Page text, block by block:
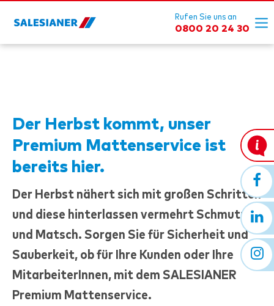
Rufen Sie uns an
0800 20 24 30
Der Herbst kommt, unser
Premium Mattenservice ist
bereits hier.
Der Herbst nähert sich mit großen Schritten
und diese hinterlassen vermehrt Schmutz
und Matsch. Sorgen Sie für Sicherheit und
Sauberkeit, ob für Ihre Kunden oder Ihre
MitarbeiterInnen, mit dem SALESIANER
Premium Mattenservice.